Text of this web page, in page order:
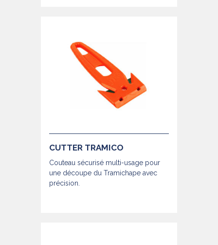
CUTTER TRAMICO
Couteau sécurisé multi-usage pour
une découpe du Tramichape avec
précision.